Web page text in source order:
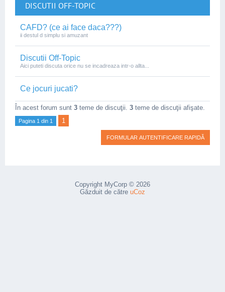
DISCUTII OFF-TOPIC
CAFD? (ce ai face daca???)
ii destul d simplu si amuzant
Discutii Off-Topic
Aici puteti discuta orice nu se incadreaza intr-o allta...
Ce jocuri jucati?
În acest forum sunt 3 teme de discuţii. 3 teme de discuţii afişate.
Pagina 1 din 1 1
Copyright MyCorp © 2026
Găzduit de către uCoz